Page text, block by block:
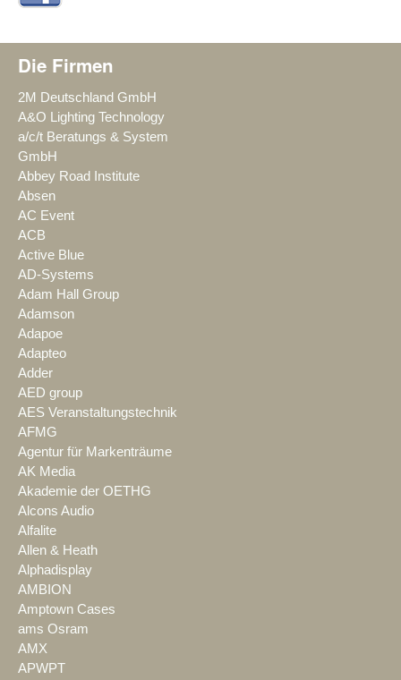
Die Firmen
2M Deutschland GmbH
A&O Lighting Technology
a/c/t Beratungs & System
GmbH
Abbey Road Institute
Absen
AC Event
ACB
Active Blue
AD-Systems
Adam Hall Group
Adamson
Adapoe
Adapteo
Adder
AED group
AES Veranstaltungstechnik
AFMG
Agentur für Markenträume
AK Media
Akademie der OETHG
Alcons Audio
Alfalite
Allen & Heath
Alphadisplay
AMBION
Amptown Cases
ams Osram
AMX
APWPT